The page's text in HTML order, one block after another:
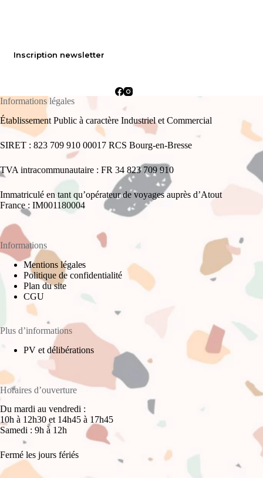
Inscription newsletter
Informations légales
Établissement Public à caractère Industriel et Commercial
SIRET : 823 709 910 00017 RCS Bourg-en-Bresse
TVA intracommunautaire : FR 34 823 709 910
Immatriculé en tant qu’opérateur de voyages auprès d’Atout
France : IM001180004
Informations
Mentions légales
Politique de confidentialité
Plan du site
CGU
Plus d’informations
PV et délibérations
Horaires d’ouverture
Du mardi au vendredi :
10h à 12h30 et 14h45 à 17h45
Samedi : 9h à 12h
Fermé les jours fériés